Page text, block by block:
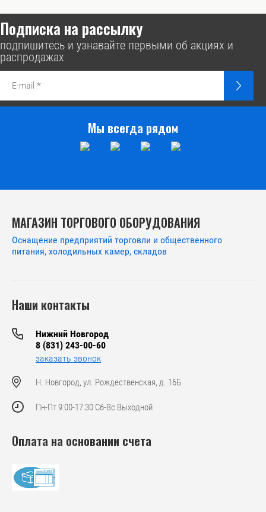
Подписка на рассылку
подпишитесь и узнавайте первыми об акциях и
распродажах
Мы всегда рядом
МАГАЗИН ТОРГОВОГО ОБОРУДОВАНИЯ
Оснащение предприятий торговли и общественного
питания, холодильных камер, складов
Наши контакты
Нижний Новгород
8 (831) 243-00-60
заказать звонок
Н. Новгород, ул. Рождественская, д. 16Б
Пн-Пт 9:00-17:30 Сб-Вс Выходной
Оплата на основании счета